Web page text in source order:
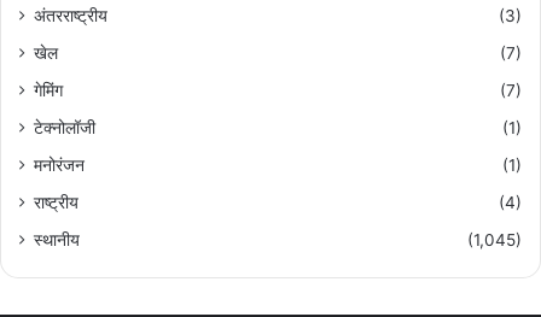
अंतरराष्ट्रीय
(3)
खेल
(7)
गेमिंग
(7)
टेक्नोलॉजी
(1)
मनोरंजन
(1)
राष्ट्रीय
(4)
स्थानीय
(1,045)